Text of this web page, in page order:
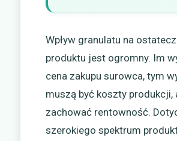
Wpływ granulatu na
produktu jest ogromny. Im
cena zakupu surowca, tym
muszą być koszty produkcji,
zachować rentowność.
szerokiego spektrum